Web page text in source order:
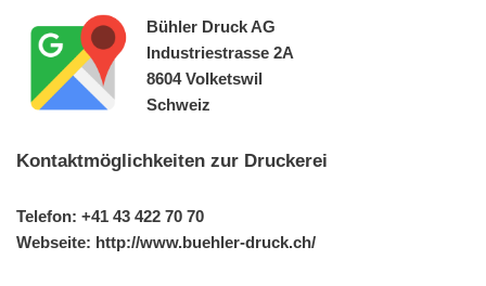
Bühler Druck AG
Industriestrasse 2A
8604 Volketswil
Schweiz
Kontaktmöglichkeiten zur Druckerei
Telefon: +41 43 422 70 70
Webseite: http://www.buehler-druck.ch/